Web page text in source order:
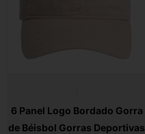
6 Panel Logo Bordado Gorra
de Béisbol Gorras Deportivas